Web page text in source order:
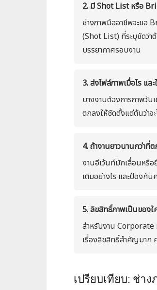
2. มี Shot List หรือ
ช่างภาพมืออาชีพจะขอ
(Shot List) ที่ระบุชัดว่า
บรรยากาศรอบงาน
3. ส่งไฟล์ภาพเมื่อไร แล
บางงานต้องการภาพวั
ตกลงให้ชัดตั้งแต่ต้นว่าจ
4. ถ้างานยาวนานกว่าที่
งานอีเว้นท์มักเลื่อนหรือ
เติมอย่างไร และป้องกัน
5. ลิขสิทธิ์ภาพเป็นของใ
สำหรับงาน
เรื่องลิขสิทธิ์สำคัญมาก
เปรียบเทียบ: ช่า